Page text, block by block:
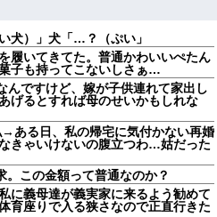
犬）」犬「…？（ぷい」
履いてきてた。普通かわいいぺたん
子も持ってこないしさぁ…
んですけど、嫁が子供連れて家出し
げるとすれば母のせいかもしれな
→ある日、私の帰宅に気付かない再婚
きゃいけないの腹立つわ…姑だった
この金額って普通なのか？
に義母達が義実家に来るよう勧めて
育座りで入る狭さなので正直行きた